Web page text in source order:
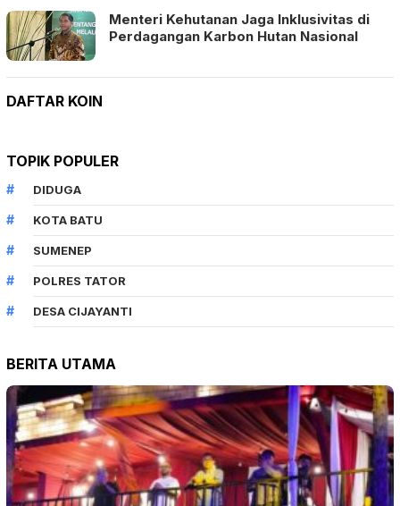
Menteri Kehutanan Jaga Inklusivitas di
Perdagangan Karbon Hutan Nasional
DAFTAR KOIN
TOPIK POPULER
DIDUGA
KOTA BATU
SUMENEP
POLRES TATOR
DESA CIJAYANTI
BERITA UTAMA